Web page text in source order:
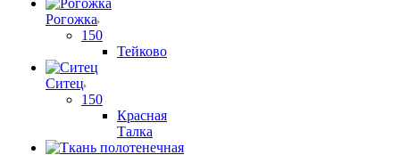
Рогожка
150
Тейково
Ситец
150
Красная
Талка